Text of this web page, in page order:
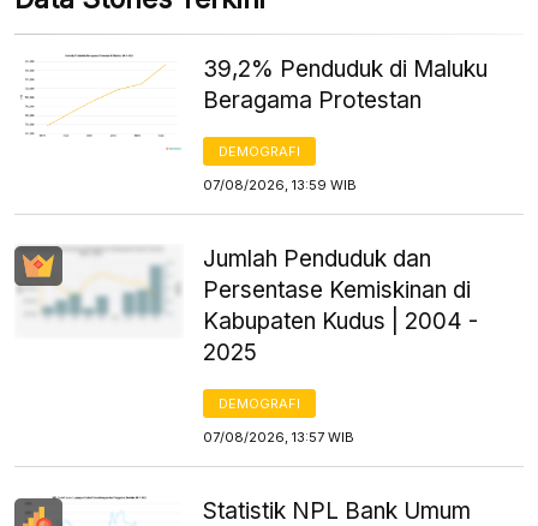
39,2% Penduduk di Maluku
Beragama Protestan
DEMOGRAFI
07/08/2026, 13:59 WIB
Jumlah Penduduk dan
Persentase Kemiskinan di
Kabupaten Kudus | 2004 -
2025
DEMOGRAFI
07/08/2026, 13:57 WIB
Statistik NPL Bank Umum